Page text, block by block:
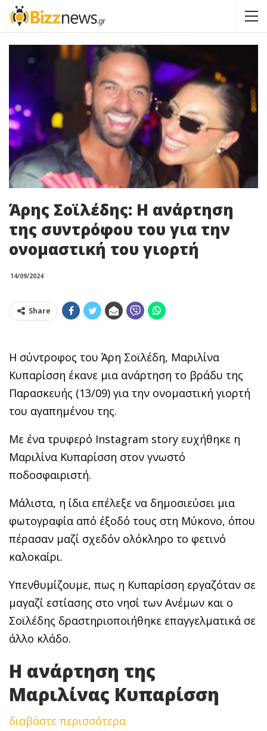
Άρης Σοϊλέδης: Η ανάρτηση
της συντρόφου του για την
ονομαστική του γιορτή
14/09/2024
Share
Η σύντροφος του Άρη Σοϊλέδη, Μαριλίνα
Κυπαρίσση έκανε μια ανάρτηση το βράδυ της
Παρασκευής (13/09) για την ονομαστική γιορτή
του αγαπημένου της.
Με ένα τρυφερό Instagram story ευχήθηκε η
Μαριλίνα Κυπαρίσση στον γνωστό
ποδοσφαιριστή.
Μάλιστα, η ίδια επέλεξε να δημοσιεύσει μια
φωτογραφία από έξοδό τους στη Μύκονο, όπου
πέρασαν μαζί σχεδόν ολόκληρο το φετινό
καλοκαίρι.
Υπενθυμίζουμε, πως η Κυπαρίσση εργαζόταν σε
μαγαζί εστίασης στο νησί των Ανέμων και ο
Σοϊλέδης δραστηριοποιήθηκε επαγγελματικά σε
άλλο κλάδο.
Η ανάρτηση της
Μαριλίνας Κυπαρίσση
διαβάστε περισσότερα